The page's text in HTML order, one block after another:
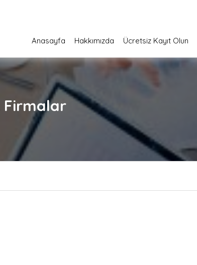
Anasayfa Hakkımızda Ücretsiz Kayıt Olun
Firmalar